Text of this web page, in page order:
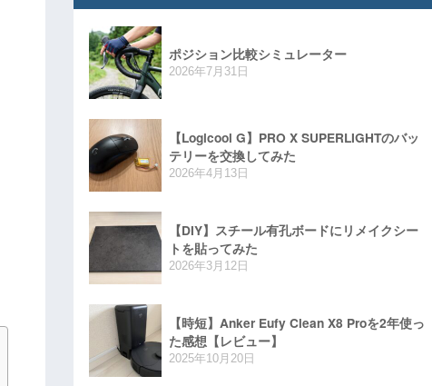
ポジション比較シミュレーター
2026年7月31日
【Logicool G】PRO X SUPERLIGHTのバッ
テリーを交換してみた
2026年4月13日
【DIY】スチール有孔ボードにリメイクシー
トを貼ってみた
2026年3月12日
【時短】Anker Eufy Clean X8 Proを2年使っ
た感想【レビュー】
2025年10月20日